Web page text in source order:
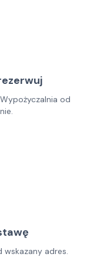
od
adres.